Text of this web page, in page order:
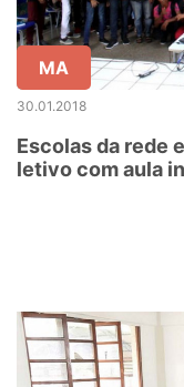
MA
30.01.2018
Escolas da rede
letivo com aula